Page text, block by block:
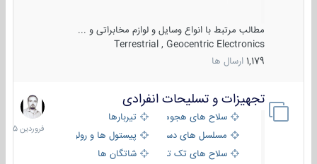
مطالب مرتبط با انواع وسایل و لوازم مخابراتی و ...
Terrestrial , Geocentric Electronics
1,179 ارسال ها
تجهیزات و تسلیحات انفرادی
سلاح های هجومی
تیربارها
مسلسل های دستی
پیستول ها و رولورها
سلاح های تک تیر اندازیشاتگان ها
17
فروردین
1405